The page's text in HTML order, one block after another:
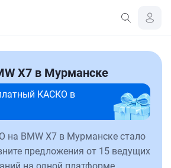
X7 в Мурманске
КАСКО в
BMW X7 в Мурманске стало
предложения от 15 ведущих